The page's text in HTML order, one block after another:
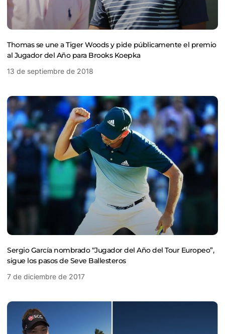
Thomas se une a Tiger Woods y pide públicamente el premio
al Jugador del Año para Brooks Koepka
13 de septiembre de 2018
Sergio García nombrado “Jugador del Año del Tour Europeo”,
sigue los pasos de Seve Ballesteros
7 de diciembre de 2017